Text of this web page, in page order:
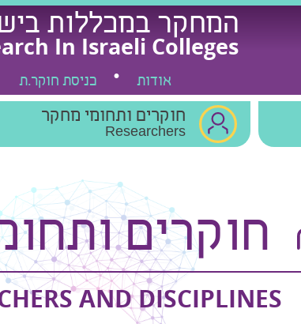
המחקר במכללות
In Israeli Colleges
אודות כניסת חוקר.ת
חוקרים ותחומי מחקר
Researchers
חוקרים
AND DISCIPLINES